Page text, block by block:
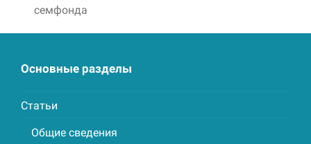
семфонда
Основные разделы
Статьи
Общие сведения